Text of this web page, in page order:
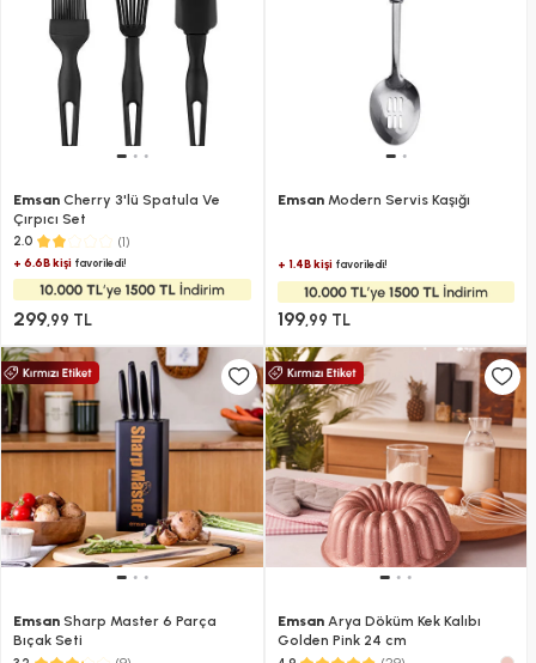
Emsan Cherry 3'lü Spatula Ve
Çırpıcı Set
2.0 (1)
+ 6.6B kişi favoriledi!
299,99 TL
EmsanModern Servis Kaşığı
+ 1.4B kişifavoriledi!
199,99 TL
Emsan Sharp Master 6 Parça
Bıçak Seti
EmsanArya Döküm Kek Kalıbı
Golden Pink 24 cm